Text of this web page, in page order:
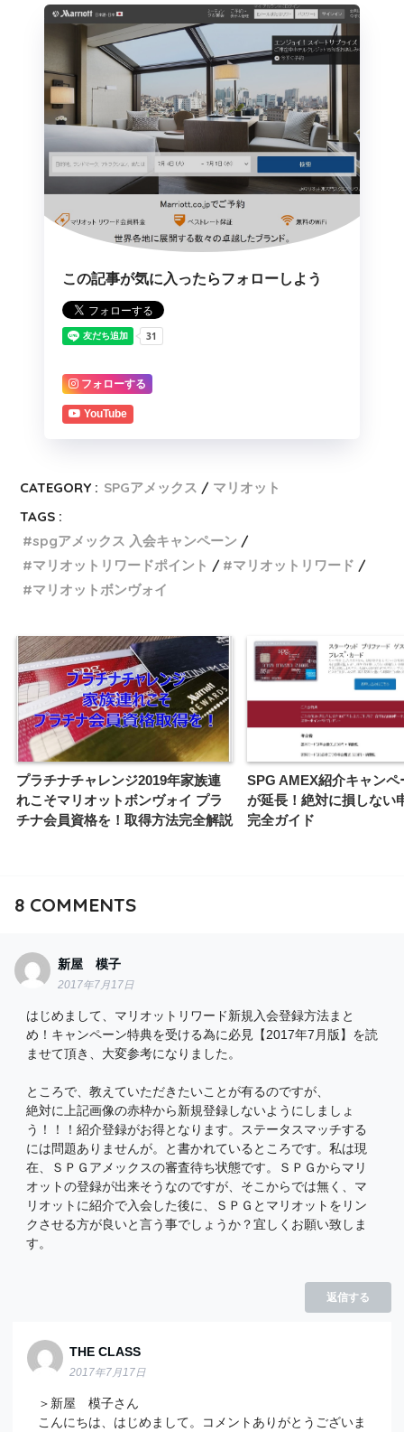
この記事が気に入ったらフォローしよう
フォローする
YouTube
CATEGORY : SPGアメックス
マリオット
TAGS :
spgアメックス 入会キャンペーン
マリオットリワードポイント
マリオットリワード
マリオットボンヴォイ
プラチナチャレンジ2019年家族連
れこそマリオットボンヴォイ プラ
チナ会員資格を！取得方法完全解説
SPG AMEX紹介キャンペ
が延長！絶対に損しない
完全ガイド
8COMMENTS
新屋 模子
2017年7月17日
はじめまして、マリオットリワード新規入会登録方法まと
め！キャンペーン特典を受ける為に必見【2017年7月版】を読
ませて頂き、大変参考になりました。
ところで、教えていただきたいことが有るのですが、
絶対に上記画像の赤枠から新規登録しないようにしましょ
う！！！紹介登録がお得となります。ステータスマッチする
には問題ありませんが。と書かれているところです。私は現
在、ＳＰＧアメックスの審査待ち状態です。ＳＰＧからマリ
オットの登録が出来そうなのですが、そこからでは無く、マ
リオットに紹介で入会した後に、ＳＰＧとマリオットをリン
クさせる方が良いと言う事でしょうか？宜しくお願い致しま
す。
返信する
THE CLASS
2017年7月17日
＞新屋 模子さん
こんにちは、はじめまして。コメントありがとうございま